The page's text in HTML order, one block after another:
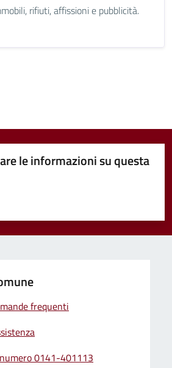
rifiuti, affissioni e pubblicità.
le informazioni su questa
5 stelle su 5
su 5
su 5
5
frequenti
0141-401113